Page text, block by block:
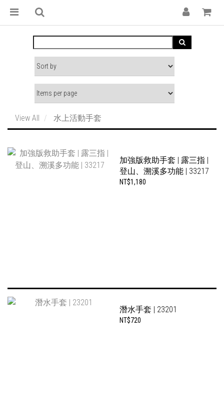
View All 水上活動手套
加強版救助手套 | 露三指 |
登山、溯溪多功能 | 33217
NT$1,180
潛水手套 | 23201
NT$720